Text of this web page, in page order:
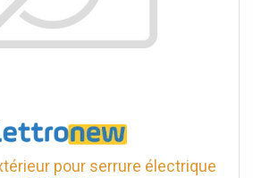
pour serrure électrique